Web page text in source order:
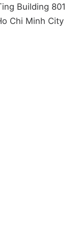
Building 801
Chi Minh City